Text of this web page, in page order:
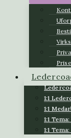
1:1
1:1
1:1
1:1